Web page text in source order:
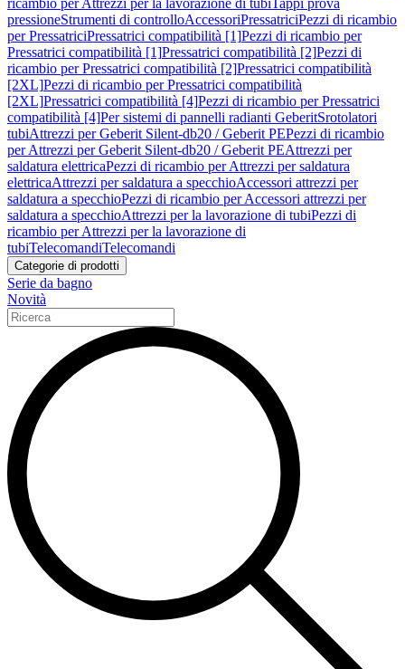
ricambio per Attrezzi per la lavorazione di tubiTappi prova
pressioneStrumenti di controlloAccessoriPressatriciPezzi di ricambio
per PressatriciPressatrici compatibilità [1]Pezzi di ricambio per
Pressatrici compatibilità [1]Pressatrici compatibilità [2]Pezzi di
ricambio per Pressatrici compatibilità [2]Pressatrici compatibilità
[2XL]Pezzi di ricambio per Pressatrici compatibilità
[2XL]Pressatrici compatibilità [4]Pezzi di ricambio per Pressatrici
compatibilità [4]Per sistemi di pannelli radianti GeberitSrotolatori
tubiAttrezzi per Geberit Silent-db20 / Geberit PEPezzi di ricambio
per Attrezzi per Geberit Silent-db20 / Geberit PEAttrezzi per
saldatura elettricaPezzi di ricambio per Attrezzi per saldatura
elettricaAttrezzi per saldatura a specchioAccessori attrezzi per
saldatura a specchioPezzi di ricambio per Accessori attrezzi per
saldatura a specchioAttrezzi per la lavorazione di tubiPezzi di
ricambio per Attrezzi per la lavorazione di
tubiTelecomandiTelecomandi
Categorie di prodotti
Serie da bagno
Novità